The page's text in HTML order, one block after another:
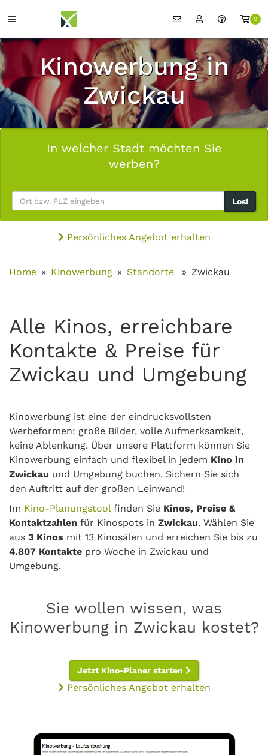
0
Kinowerbung in
Zwickau
In welcher Stadt möchten Sie
werben?
Los!
Persönliches Angebot erhalten
Home Kinowerbung Standorte Zwickau
Alle Kinos, erreichbare
Kontakte & Preise für
Zwickau und Umgebung
Kinowerbung ist eine der eindrucksvollsten
Werbeformen: große Bilder, volle Aufmerksamkeit,
keine Ablenkung. Über unsere Plattform können Sie
Kinowerbung einfach und flexibel in jedem Kino in
Zwickau und Umgebung buchen. Sichern Sie sich
den Auftritt auf der großen Leinwand!
Im Kino-Planungstoolfinden Sie Kinos, Preise &
Kontaktzahlen für Kinospots in Zwickau. Wählen Sie
aus 3 Kinos mit 13 Kinosälen und erreichen Sie bis zu
4.807 Kontakte pro Woche in Zwickau und
Umgebung.
Sie wollen wissen, was
Kinowerbung in Zwickau kostet?
Jetzt Kino-Planer starten
Persönliches Angebot erhalten